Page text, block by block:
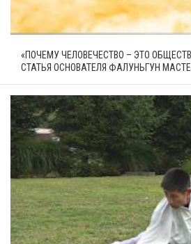
«ПОЧЕМУ ЧЕЛОВЕЧЕСТВО – ЭТО
СТАТЬЯ ОСНОВАТЕЛЯ ФАЛУНЬГУН